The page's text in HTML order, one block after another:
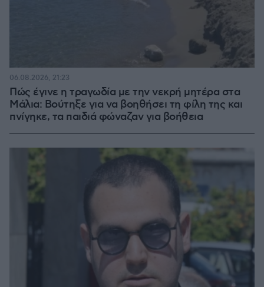
Πώς έγινε η τραγωδία με την νεκρή μητέρα στα
Μάλια: Βούτηξε για να βοηθήσει τη φίλη της και
πνίγηκε, τα παιδιά φώναζαν για βοήθεια
06.08.2026, 21:23